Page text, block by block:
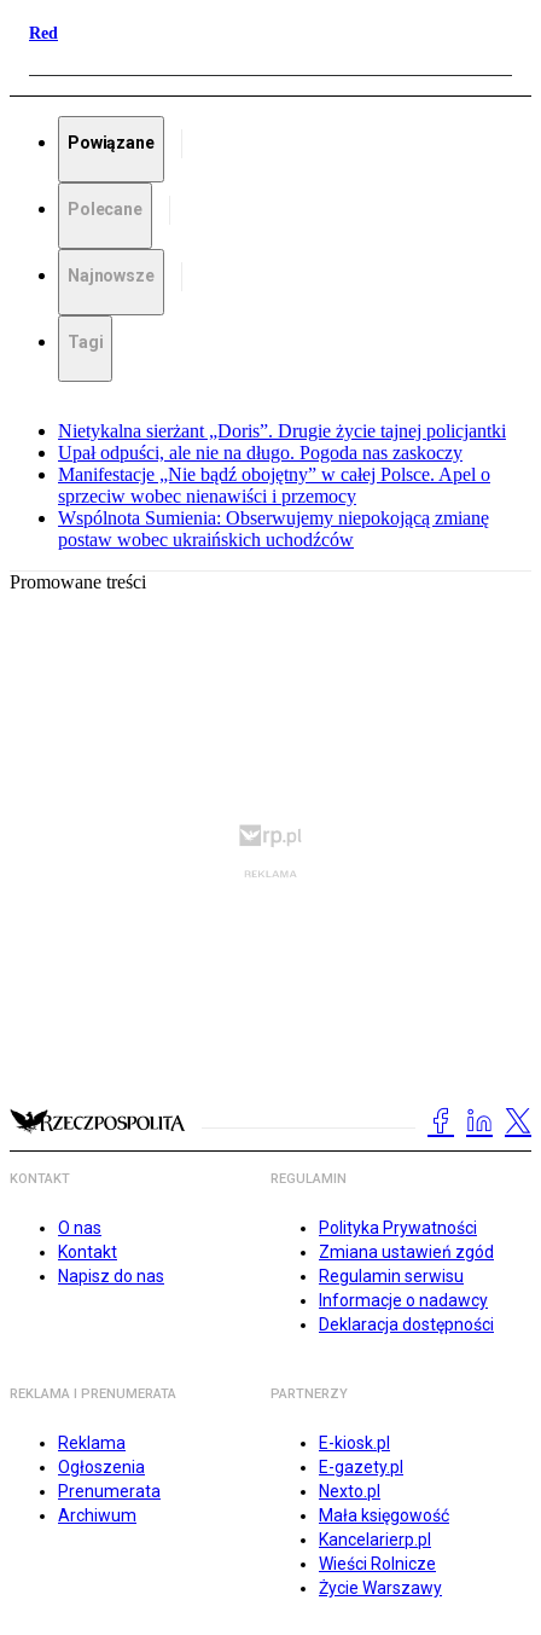
Red
Powiązane
Polecane
Najnowsze
Tagi
Nietykalna sierżant „Doris”. Drugie życie tajnej policjantki
Upał odpuści, ale nie na długo. Pogoda nas zaskoczy
Manifestacje „Nie bądź obojętny” w całej Polsce. Apel o
sprzeciw wobec nienawiści i przemocy
Wspólnota Sumienia: Obserwujemy niepokojącą zmianę
postaw wobec ukraińskich uchodźców
Promowane treści
KONTAKT
O nas
Kontakt
Napisz do nas
REGULAMIN
Polityka Prywatności
Zmiana ustawień zgód
Regulamin serwisu
Informacje o nadawcy
Deklaracja dostępności
REKLAMA I PRENUMERATA
Reklama
Ogłoszenia
Prenumerata
Archiwum
PARTNERZY
E-kiosk.pl
E-gazety.pl
Nexto.pl
Mała księgowość
Kancelarierp.pl
Wieści Rolnicze
Życie Warszawy